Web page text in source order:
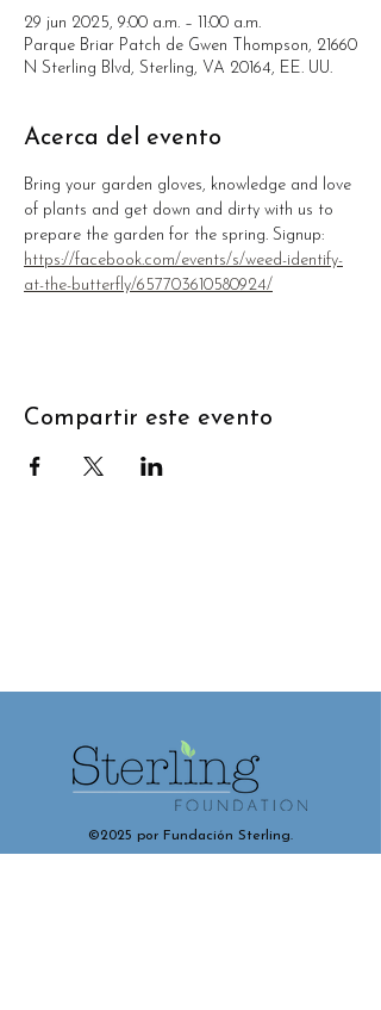
29 jun 2025, 9:00 a.m. – 11:00 a.m.
Parque Briar Patch de Gwen Thompson, 21660
N Sterling Blvd, Sterling, VA 20164, EE. UU.
Acerca del evento
Bring your garden gloves, knowledge and love
of plants and get down and dirty with us to
prepare the garden for the spring. Signup:
https://facebook.com/events/s/weed-identify-
at-the-butterfly/657703610580924/
Compartir este evento
©2025 por Fundación Sterling.